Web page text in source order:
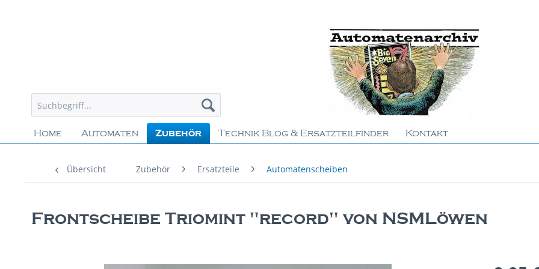
Home Automaten Zubehör Technik Blog & Ersatzteilfinder Kontakt
Übersicht Zubehör Ersatzteile Automatenscheiben
Frontscheibe Triomint "record" von NSMLöwen